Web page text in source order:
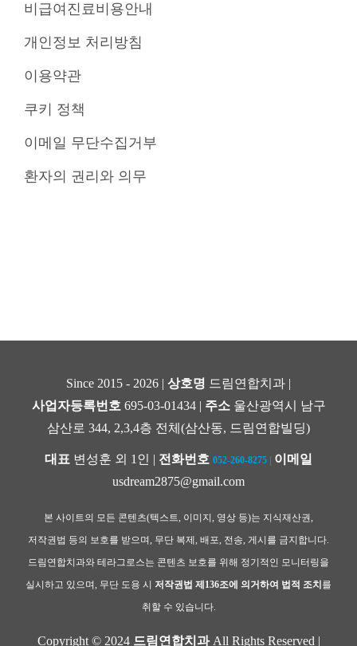
비급여진료비용안내
개인정보 처리방침
이용약관
쿠키 정책
이메일 무단수집거부
환자의 권리와 의무
Since 2015 - 2026 | 상호명 드림연합치과 |
사업자등록번호 695-03-01434 | 주소울산광역시 남구
삼산로 344, 2,3,4층 전체(삼산동, 드림연합빌딩)
대표 변성훈 외 1인 | 전화번호 052-260-8275
이메일
usdream2875@gmail.com
본 사이트의 모든 콘텐츠(텍스트, 이미지, 영상 등)는 지식재산권,
저작권법 등의 보호를 받으며, 무단 복제, 배포, 전송, 게시를 금지합니다.
드림연합치과와 테라그로스는 콘텐츠 보호를 위해 정기적인 모니터링을
실시하고 있으며, 무단 도용 시 저작권법 제136조에 의거하여 법적 조치 를
취할 수 있습니다.
Copyright © 2024 드림연합치과All Rights Reserved |